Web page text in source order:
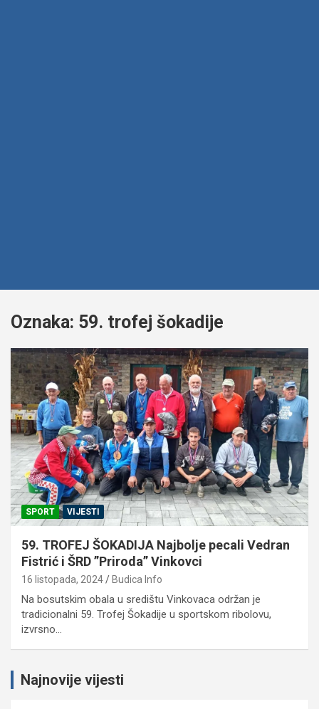
Oznaka: 59. trofej šokadije
SPORT VIJESTI
59. TROFEJ ŠOKADIJA Najbolje pecali Vedran
Fistrić i ŠRD ”Priroda” Vinkovci
16 listopada, 2024 Budica Info
Na bosutskim obala u središtu Vinkovaca održan je
tradicionalni 59. Trofej Šokadije u sportskom ribolovu,
izvrsno…
Najnovije vijesti